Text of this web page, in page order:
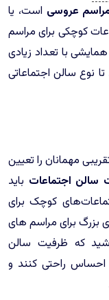
عروسی است، یا
کوچکی برای مراسم
با تعداد زیادی
نوع سالن اجتماعاتی
مهمانان را تعیین
سالن اجتماعات باید
کوچک برای
بزرگ برای مراسم های
که ظرفیت سالن
احساس راحتی کنند و